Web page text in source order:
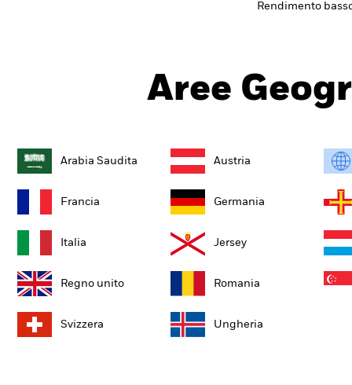
Rendimento
Aree
Arabia Saudita Austria
Francia Germania
Italia Jersey
Regno unito Romania
Svizzera Ungheria